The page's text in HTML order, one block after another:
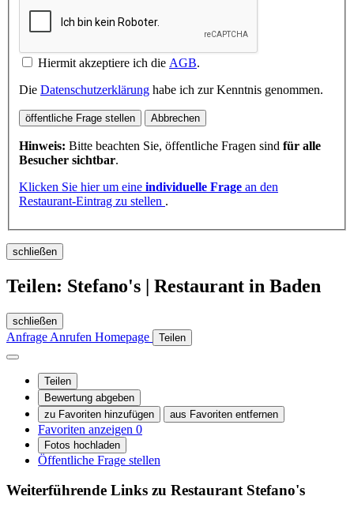
Hiermit akzeptiere ich die AGB.
Die Datenschutzerklärung habe ich zur Kenntnis genommen.
öffentliche Frage stellen Abbrechen
Hinweis: Bitte beachten Sie, öffentliche Fragen sind für alle
Besucher sichtbar.
Klicken Sie hier um eine individuelle Frage an den
Restaurant-Eintrag zu stellen .
schließen
Teilen: Stefano's | Restaurant in Baden
schließen
Anfrage Anrufen Homepage Teilen
Teilen
Bewertung abgeben
zu Favoriten hinzufügen
aus Favoriten entfernen
Favoriten anzeigen 0
Fotos hochladen
Öffentliche Frage stellen
Weiterführende Links zu Restaurant Stefano's